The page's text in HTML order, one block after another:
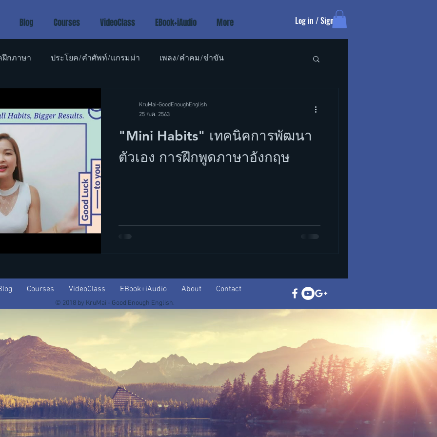
Blog Courses VideoClass EBook+iAudio More Log in / Sign up
ฝึกภาษา ประโยค/คำศัพท์/แกรมม่า เพลง/คำคม/ขำขัน
"Mini Habits" เทคนิคการพัฒนา
ตัวเอง การฝึกพูดภาษาอังกฤษ
KruMai-GoodEnoughEnglish
25 ก.ค. 2563
© 2018 by KruMai - Good Enough English.
Courses VideoClass EBook+iAudio About Contact